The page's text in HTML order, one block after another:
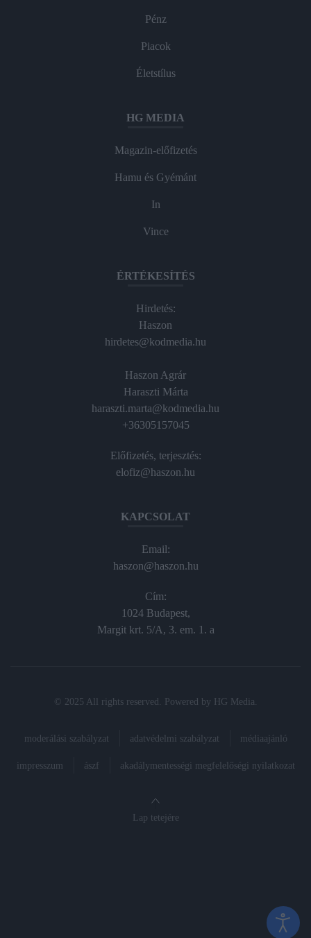
Pénz
Piacok
Életstílus
HG MEDIA
Magazin-előfizetés
Hamu és Gyémánt
In
Vince
ÉRTÉKESÍTÉS
Hirdetés:
Haszon
hirdetes@kodmedia.hu
Haszon Agrár
Haraszti Márta
haraszti.marta@kodmedia.hu
+36305157045
Előfizetés, terjesztés:
elofiz@haszon.hu
KAPCSOLAT
Email:
haszon@haszon.hu
Cím:
1024 Budapest,
Margit krt. 5/A, 3. em. 1. a
© 2025 All rights reserved. Powered by HG Media
moderálási szabályzat adatvédelmi szabályzat médiaajánló
impresszum ászf akadálymentességi megfelelőségi nyilatkozat
Lap tetejére